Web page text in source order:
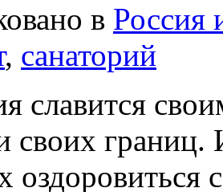
в
, санаторий
славится
своих границ.